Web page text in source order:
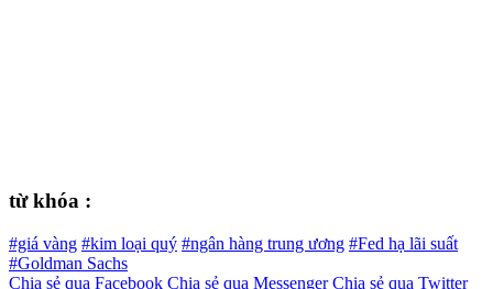
từ khóa :
#giá vàng #kim loại quý #ngân hàng trung ương #Fed hạ lãi suất
#Goldman Sachs
Chia sẻ qua Facebook Chia sẻ qua Messenger Chia sẻ qua Twitter